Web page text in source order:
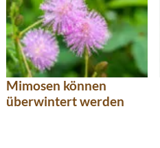
Mimosen können
überwintert werden